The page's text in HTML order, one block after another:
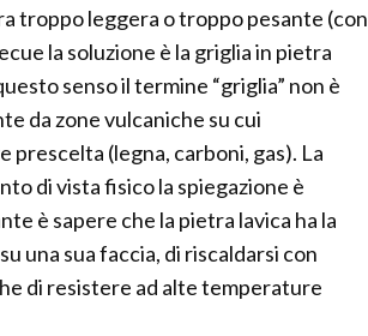
troppo leggera o troppo pesante (con
la soluzione è la griglia in pietra
senso il termine “griglia” non è
da zone vulcaniche su cui
prescelta (legna, carboni, gas). La
di vista fisico la spiegazione è
è sapere che la pietra lavica ha la
una sua faccia, di riscaldarsi con
di resistere ad alte temperature